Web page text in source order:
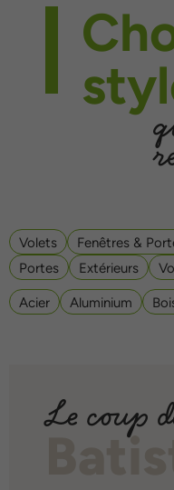
Volets Fenêtres &
Portes
Extérieurs
Acier Aluminium
Le coup